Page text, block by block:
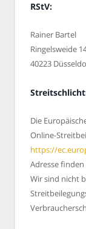
RStV:
Rainer Bartel
Ringelsweide
40223
Die
Online-
https://
Adresse
Wir sind nicht